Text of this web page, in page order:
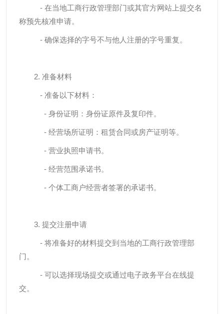
- 在当地工商行政管理部门或其官方网站上提交名
称预先核准申请。
- 确保选择的字号不与他人注册的字号重复。
2. 准备材料
- 准备以下材料：
- 身份证明：身份证原件及复印件。
- 经营场所证明：租赁合同或房产证明等。
- 营业执照申请书。
- 经营范围承诺书。
- 个体工商户经营者签署的承诺书。
3. 提交注册申请
- 将准备好的材料提交到当地的工商行政管理部
门。
- 可以选择现场提交或通过电子政务平台在线提
交。